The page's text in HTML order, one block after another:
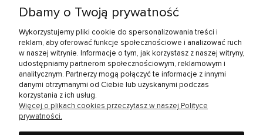
Linki społecznościowe
Dbamy o Twoją prywatność
Wykorzystujemy pliki cookie do spersonalizowania treści i
reklam, aby oferować funkcje społecznościowe i analizować ruch
w naszej witrynie. Informacje o tym, jak korzystasz z naszej witryny,
udostępniamy partnerom społecznościowym, reklamowym i
analitycznym. Partnerzy mogą połączyć te informacje z innymi
danymi otrzymanymi od Ciebie lub uzyskanymi podczas
korzystania z ich usług.
Więcej o plikach cookies przeczytasz w naszej Polityce
prywatności.